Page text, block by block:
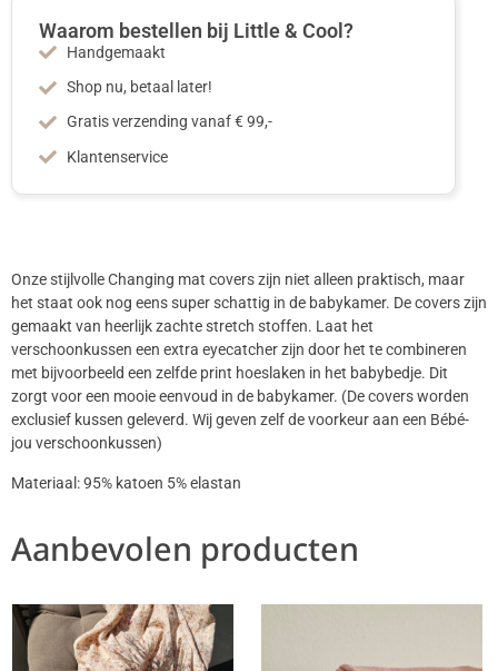
Waarom bestellen bij Little & Cool?
Handgemaakt
Shop nu, betaal later!
Gratis verzending vanaf € 99,-
Klantenservice
Onze stijlvolle Changing mat covers zijn niet alleen praktisch, maar
het staat ook nog eens super schattig in de babykamer. De covers zijn
gemaakt van heerlijk zachte stretch stoffen. Laat het
verschoonkussen een extra eyecatcher zijn door het te combineren
met bijvoorbeeld een zelfde print hoeslaken in het babybedje. Dit
zorgt voor een mooie eenvoud in de babykamer. (De covers worden
exclusief kussen geleverd. Wij geven zelf de voorkeur aan een Bébé-
jou verschoonkussen)
Materiaal: 95% katoen 5% elastan
Aanbevolen producten